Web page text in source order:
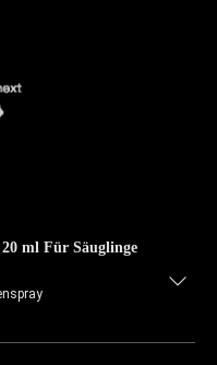
20 ml Für Säuglinge